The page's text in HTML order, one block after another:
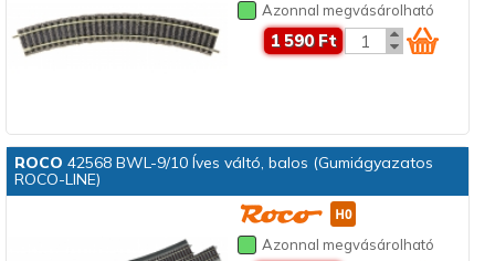
Azonnal megvásárolható
1 590 Ft
ROCO 42568 BWL-9/10 Íves váltó, balos (Gumiágyazatos
ROCO-LINE)
Azonnal megvásárolható